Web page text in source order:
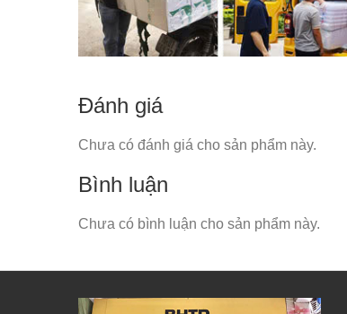
Đánh giá
Chưa có đánh giá cho sản phẩm này.
Bình luận
Chưa có bình luận cho sản phẩm này.